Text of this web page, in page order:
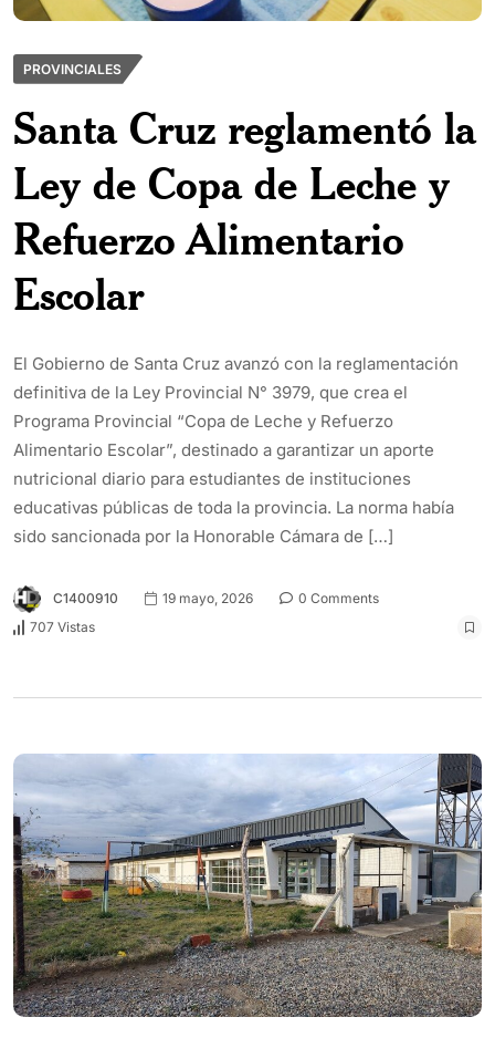
PROVINCIALES
Santa Cruz reglamentó la
Ley de Copa de Leche y
Refuerzo Alimentario
Escolar
El Gobierno de Santa Cruz avanzó con la reglamentación
definitiva de la Ley Provincial N° 3979, que crea el
Programa Provincial “Copa de Leche y Refuerzo
Alimentario Escolar”, destinado a garantizar un aporte
nutricional diario para estudiantes de instituciones
educativas públicas de toda la provincia. La norma había
sido sancionada por la Honorable Cámara de […]
C1400910 19 mayo, 2026
0 Comments
707 Vistas